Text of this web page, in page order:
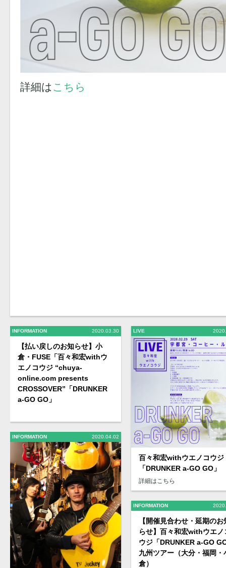
詳細は こちら
INFORMATION 2020.03.30
【払い戻しのお知らせ】小
倉・FUSE「百々和宏withウ
エノコウジ “chuya-
online.com presents
CROSSOVER”「DRUNKER
a-GO GO」
INFORMATION 2020.04.02
LIVE
百々和宏withウエノコウジ
「DRUNKER a-GO GO」
詳細はこちら
INFORMATION
【開催見合わせ・延期のお
らせ】百々和宏withウエノ
ウジ「DRUNKER a-GO
九州ツアー（大分・福岡・
倉）